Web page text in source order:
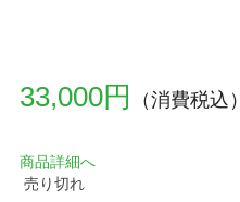
33,000円 （消費税込）
商品詳細へ
売り切れ